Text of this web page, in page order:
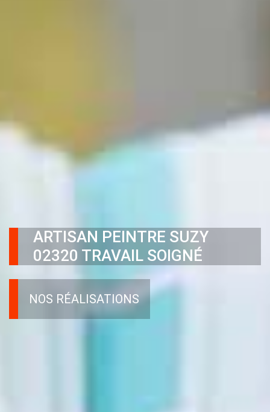
ARTISAN PEINTRE SUZY
02320 TRAVAIL SOIGNÉ
NOS RÉALISATIONS